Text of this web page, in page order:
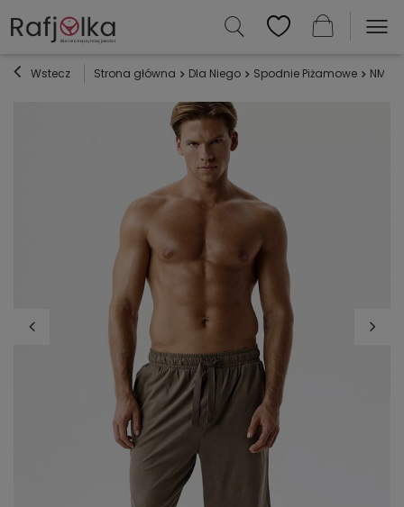
Wstecz Strona główna Dla Niego Spodnie Piżamowe NMB-